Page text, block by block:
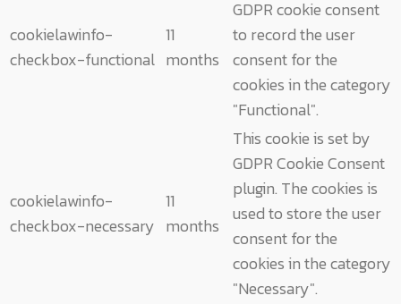
cookielawinfo-
checkbox-functional
11
months
GDPR cookie consent
to record the user
consent for the
cookies in the category
"Functional".
cookielawinfo-
checkbox-necessary
11
months
This cookie is set by
GDPR Cookie Consent
plugin. The cookies is
used to store the user
consent for the
cookies in the category
"Necessary".